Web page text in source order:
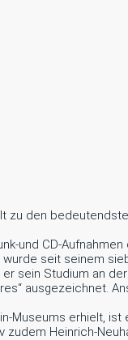
zu den
und CD-
seit seinem
sein Studium an
ausgezeichnet.
Museums erhielt, ist
zudem Heinrich-